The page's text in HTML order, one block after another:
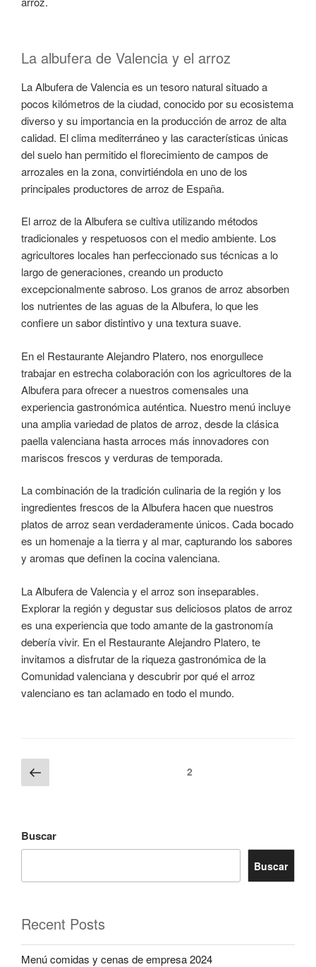
La albufera de Valencia y el arroz
La Albufera de Valencia es un tesoro natural situado a
pocos kilómetros de la ciudad, conocido por su ecosistema
diverso y su importancia en la producción de arroz de alta
calidad. El clima mediterráneo y las características únicas
del suelo han permitido el florecimiento de campos de
arrozales en la zona, convirtiéndola en uno de los
principales productores de arroz de España.
El arroz de la Albufera se cultiva utilizando métodos
tradicionales y respetuosos con el medio ambiente. Los
agricultores locales han perfeccionado sus técnicas a lo
largo de generaciones, creando un producto
excepcionalmente sabroso. Los granos de arroz absorben
los nutrientes de las aguas de la Albufera, lo que les
confiere un sabor distintivo y una textura suave.
En el Restaurante Alejandro Platero, nos enorgullece
trabajar en estrecha colaboración con los agricultores de la
Albufera para ofrecer a nuestros comensales una
experiencia gastronómica auténtica. Nuestro menú incluye
una amplia variedad de platos de arroz, desde la clásica
paella valenciana hasta arroces más innovadores con
mariscos frescos y verduras de temporada.
La combinación de la tradición culinaria de la región y los
ingredientes frescos de la Albufera hacen que nuestros
platos de arroz sean verdaderamente únicos. Cada bocado
es un homenaje a la tierra y al mar, capturando los sabores
y aromas que definen la cocina valenciana.
La Albufera de Valencia y el arroz son inseparables.
Explorar la región y degustar sus deliciosos platos de arroz
es una experiencia que todo amante de la gastronomía
debería vivir. En el Restaurante Alejandro Platero, te
invitamos a disfrutar de la riqueza gastronómica de la
Comunidad valenciana y descubrir por qué el arroz
valenciano es tan aclamado en todo el mundo.
2
Buscar
Buscar
Recent Posts
Menú comidas y cenas de empresa 2024